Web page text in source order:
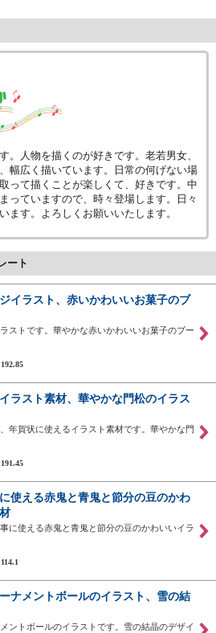
。人物を描くのが好きです。老若男女、
幅広く描いています。日常の何げない場
って描くことが楽しくて、好きです。中
っていますので、時々登場します。日々
ます。よろしくお願いいたします。
ート
イラスト、赤いかわいいお菓子のブ
ストです。華やかな赤いかわいいお菓子のブー
192.85
ラスト素材、華やかな門松のイラス
年賀状に使えるイラスト素材です。華やかな門
191.45
使える赤鬼と青鬼と節分の豆のかわ
に使える赤鬼と青鬼と節分の豆のかわいいイラ
114.1
ナメントボールのイラスト、雪の結
ントボールのイラストです。雪の結晶のデザイ